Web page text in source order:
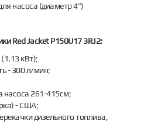
насоса (диаметр 4”)
Red Jacket P150U17 3RJ2:
кВт);
- 300 л/мин;
насоса 261-415см;
- США;
дизельного топлива,